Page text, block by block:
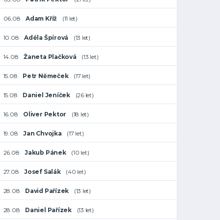
06.08 Adam Kříž (11 let)
10.08 Adéla Špírová (13 let)
14.08 Žaneta Plačková (13 let)
15.08 Petr Němeček (17 let)
15.08 Daniel Jeníček (26 let)
16.08 Oliver Pektor (18 let)
19.08 Jan Chvojka (17 let)
26.08 Jakub Pánek (10 let)
27.08 Josef Salák (40 let)
28.08 David Pařízek (13 let)
28.08 Daniel Pařízek (13 let)